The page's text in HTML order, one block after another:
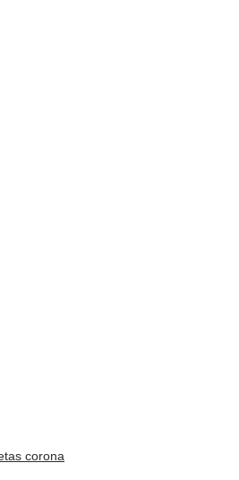
corona